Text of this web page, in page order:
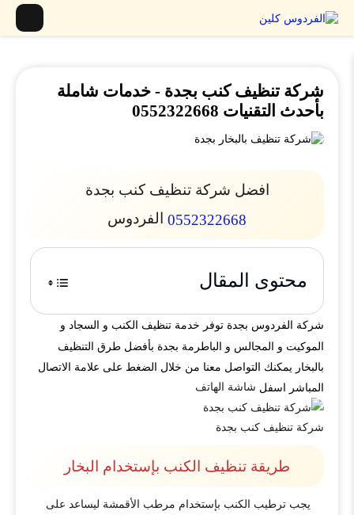
شركة تنظيف كنب بجدة - خدمات شاملة
بأحدث التقنيات 0552322668
افضل شركة تنظيف كنب بجدة
0552322668 الفردوس
محتوى المقال
شركة الفردوس بجدة توفر خدمة تنظيف الكنب و السجاد و
الموكيت و المجالس و الباطرمة بجدة بأفضل طرق التنظيف
بالبخار يمكنك التواصل معنا من خلال الضغط على علامة الاتصال
المباشر اسفل شاشة الهاتف
شركة تنظيف كنب بجدة
طريقة تنظيف الكنب بإستخدام البخار
يجب ترطيب الكنب بإستخدام مرطب الأقمشة ليساعد على